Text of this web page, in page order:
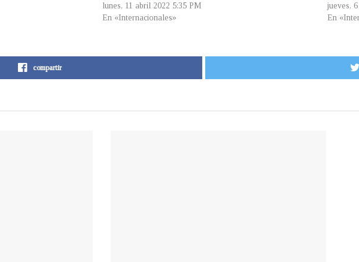
lunes, 11 abril 2022 5:35 PM
En «Internacionales»
jueves,
En
compartir